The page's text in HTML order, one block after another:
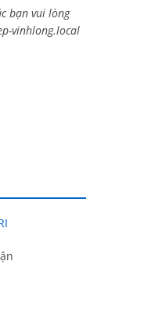
bạn vui lòng
vinhlong.local